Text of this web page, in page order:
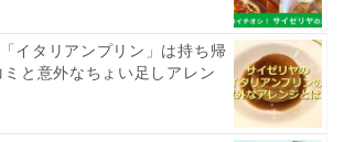
イタリアンプリン」は持ち帰
ミと意外なちょい足しアレン